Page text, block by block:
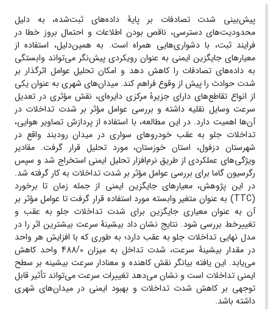
پیش‌بینی شدت تصادفات بر پایۀ داده‌های ثبت‌شده، به ‌دلیل
محدودیت‌های دسترسی، ناقص‌ بودن اطلاعات و احتمال بروز خطا در
فرایند ثبت، با دشواری‌هایی همراه است. به همین‌دلیل، استفاده از
معیارهای جایگزین ایمنی به ‌عنوان رویکردی پیش‌نگر می‌تواند وابستگی
به داده‌های تصادفات را کاهش دهد و امکان تحلیل عوامل اثرگذار بر
شدت حوادث را پیش از وقوع فراهم کند. میدان‌های شهری به‌ عنوان یکی
از انواع تقاطع‌های دارای جزیرۀ مرکزی دایره‌ای، نقش مؤثری در تعدیل
سرعت وسایل نقلیه داشته و بررسی عوامل مؤثر بر شدت تداخلات در
آن‌ها اهمیت دارد. در این مطالعه، با استفاده از پردازش تصاویر هوایی،
تداخلات جلو به عقب خودروهای سواری در میدان رودبند واقع در
شهرستان دزفول، استان خوزستان، مورد تحلیل قرار گرفت. مقادیر
ویژگی‌های عملکردی از طریق نرم‌افزار تحلیل ایمنی استخراج شد و سپس
رگرسیون گاما برای بررسی عوامل مؤثر بر شدت تداخلات به ‌کار گرفته شد.
در این پژوهش، معیارهای جایگزین ایمنی از جمله زمان تا برخورد
(
TTC) به ‌عنوان متغیر وابسته مورد استفاده قرار گرفت تا عوامل مؤثر بر
آن به ‌عنوان معیاری جایگزین برای شدت تداخلات جلو به عقب و
تغییرخط بررسی شود. نتایج نشان داد بیشینۀ سرعت بیشترین اثر را در
مدل نهایی تداخلات جلو به عقب دارد؛ به ‌طوری ‌که با افزایش هر واحد
در مقدار بیشینۀ سرعت، شدت تداخل به میزان 488/0 واحد کاهش
می‌یابد. این یافته بیانگر نقش کاهنده و معنادار سرعت بیشینه بر سطح
ایمنی تداخلات است و نشان می‌دهد تغییرات سرعت می‌تواند تأثیر قابل
توجهی بر کاهش شدت تداخلات و بهبود ایمنی در میدان‌های شهری
داشته باشد.